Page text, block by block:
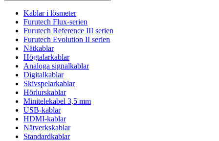
Kablar i lösmeter
Furutech Flux-serien
Furutech Reference III serien
Furutech Evolution II serien
Nätkablar
Högtalarkablar
Analoga signalkablar
Digitalkablar
Skivspelarkablar
Hörlurskablar
Minitelekabel 3,5 mm
USB-kablar
HDMI-kablar
Nätverkskablar
Standardkablar